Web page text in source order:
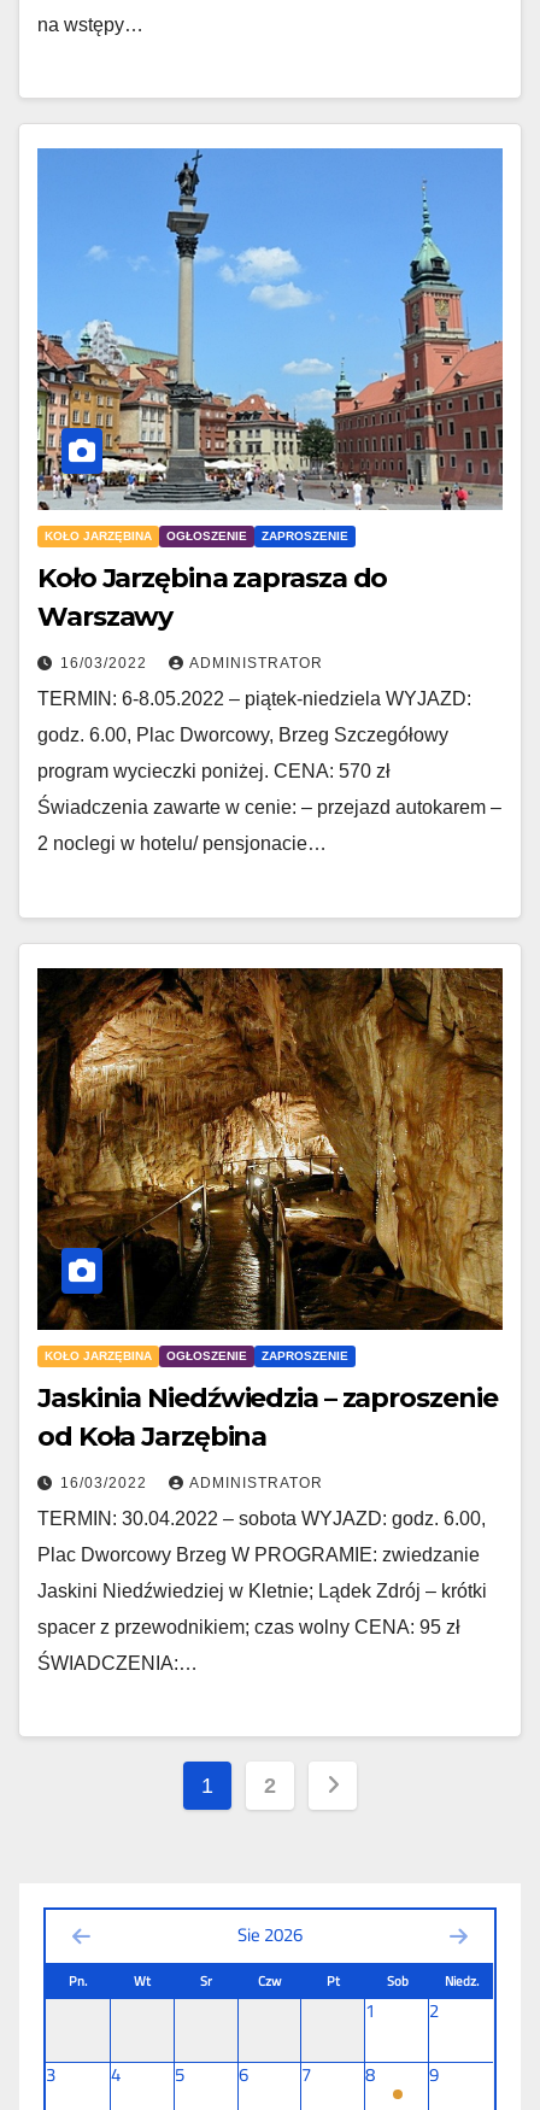
na wstępy…
KOŁO JARZĘBINA OGŁOSZENIE ZAPROSZENIE
Koło Jarzębina zaprasza do
Warszawy
16/03/2022 ADMINISTRATOR
TERMIN: 6-8.05.2022 – piątek-niedziela WYJAZD:
godz. 6.00, Plac Dworcowy, Brzeg Szczegółowy
program wycieczki poniżej. CENA: 570 zł
Świadczenia zawarte w cenie: – przejazd autokarem –
2 noclegi w hotelu/ pensjonacie…
KOŁO JARZĘBINA OGŁOSZENIE ZAPROSZENIE
Jaskinia Niedźwiedzia – zaproszenie
od Koła Jarzębina
16/03/2022 ADMINISTRATOR
TERMIN: 30.04.2022 – sobota WYJAZD: godz. 6.00,
Plac Dworcowy Brzeg W PROGRAMIE: zwiedzanie
Jaskini Niedźwiedziej w Kletnie; Lądek Zdrój – krótki
spacer z przewodnikiem; czas wolny CENA: 95 zł
ŚWIADCZENIA:…
Stronicowanie
1 2
Sie 2026
Pn. Wt Sr Czw Pt Sob Niedz.
1
2
3
4 5 6 7 8
9